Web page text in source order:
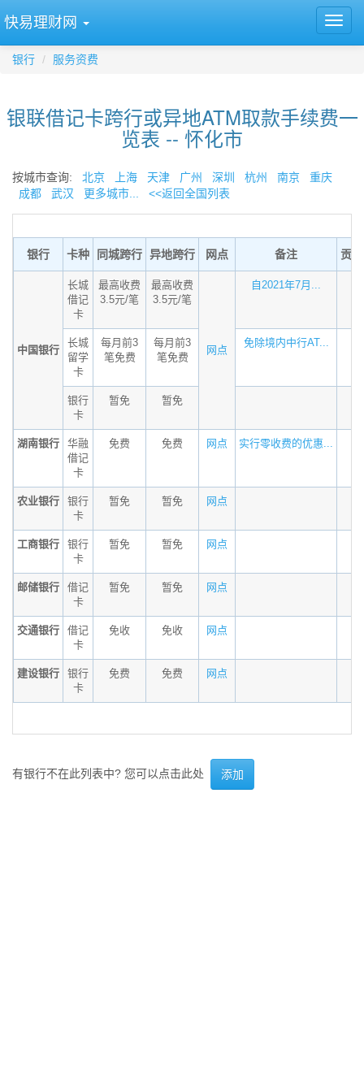
快易理财网
银行 服务资费
银联借记卡跨行或异地ATM取款手续费一
览表 -- 怀化市
按城市查询: 北京 上海 天津 广州 深圳 杭州 南京
重庆
成都
武汉 更多城市... <<返回全国列表
银行 卡种 同城跨行 异地跨行 网点 备注 贡
中国银行
长城
借记
卡
最高收费
3.5元/笔
最高收费
3.5元/笔
网点
自2021年7月...
长城
留学
卡
每月前3
笔免费
每月前3
笔免费
免除境内中行AT...
银行
卡
暂免 暂免
湖南银行
华融
借记
卡
免费 免费 网点 实行零收费的优惠...
农业银行
银行
卡
暂免 暂免 网点
工商银行
银行
卡
暂免 暂免 网点
邮储银行
借记
卡
暂免 暂免 网点
交通银行
借记
卡
免收 免收 网点
建设银行
银行
卡
免费 免费 网点
有银行不在此列表中? 您可以点击此处 添加